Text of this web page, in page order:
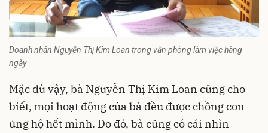
Doanh nhân Nguyễn Thị Kim Loan trong văn phòng làm việc hàng
ngày
Mặc dù vậy, bà Nguyễn Thị Kim Loan cũng cho
biết, mọi hoạt động của bà đều được chồng con
ủng hộ hết mình. Do đó, bà cũng có cái nhìn